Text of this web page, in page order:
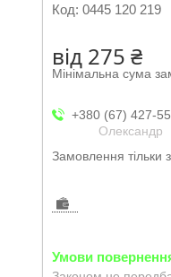
Код: 0445 120 219
від 275 ₴
Мінімальна сума
+380 (67) 427-
Олександр
Замовлення тільки